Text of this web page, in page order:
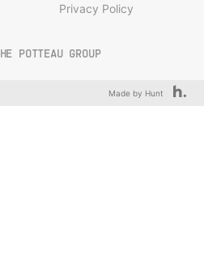
Privacy Policy
POTTEAU GROUP
Made by Hunt